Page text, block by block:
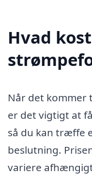
Hvad
Når det kommer
er det vigtigt at
så du kan træffe
beslutning.
variere